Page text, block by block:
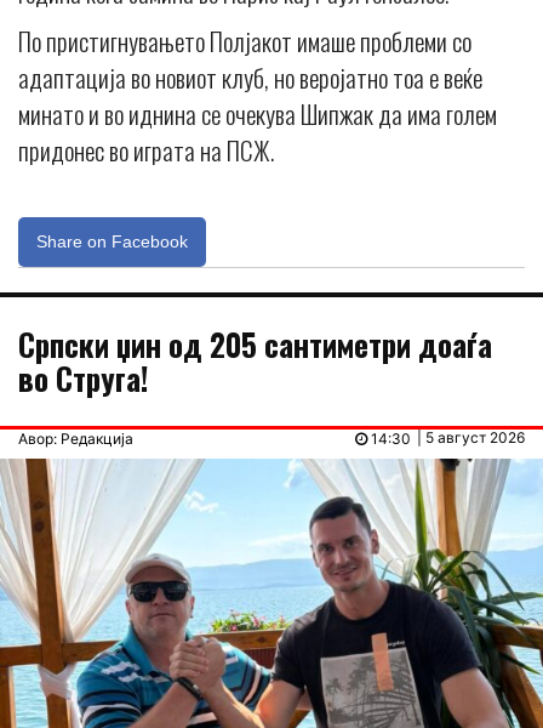
По пристигнувањето Полјакот имаше проблеми со
адаптација во новиот клуб, но веројатно тоа е веќе
минато и во иднина се очекува Шипжак да има голем
придонес во играта на ПСЖ.
Share on Facebook
Српски џин од 205 сантиметри доаѓа
во Струга!
Авор: Редакција | 5 август 2026
14:30